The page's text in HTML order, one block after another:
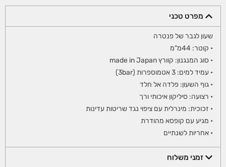
מפרט טכני
שעון לגבר של פנטרה
• קוטר: 44מ”מ
• סוג המנגנון: קוורץ made in Japan
• עמיד למים: 3 אטמוספרות (3bar)
• גוף השעון: פלדה אל חלד
• רצועה: סיליקון איכותי ורך
• זכוכית: מינרלית עם ציפוי נגד שריטות עדינות
• מגיע עם קופסא מהודרת
• אחריות לשנתיים
זמני משלוח